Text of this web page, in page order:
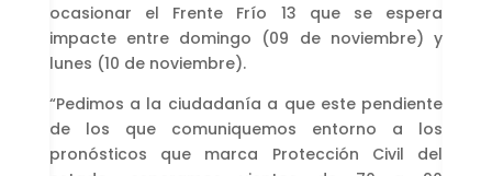
ocasionar el Frente Frío 13 que se espera
impacte entre domingo (09 de noviembre) y
lunes (10 de noviembre).
“Pedimos a la ciudadanía a que este pendiente
de los que comuniquemos entorno a los
pronósticos que marca Protección Civil del